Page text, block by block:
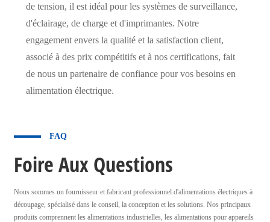
de tension, il est idéal pour les systèmes de surveillance,
d'éclairage, de charge et d'imprimantes. Notre
engagement envers la qualité et la satisfaction client,
associé à des prix compétitifs et à nos certifications, fait
de nous un partenaire de confiance pour vos besoins en
alimentation électrique.
FAQ
Foire Aux Questions
Nous sommes un fournisseur et fabricant professionnel d'alimentations électriques à
découpage, spécialisé dans le conseil, la conception et les solutions. Nos principaux
produits comprennent les alimentations industrielles, les alimentations pour appareils